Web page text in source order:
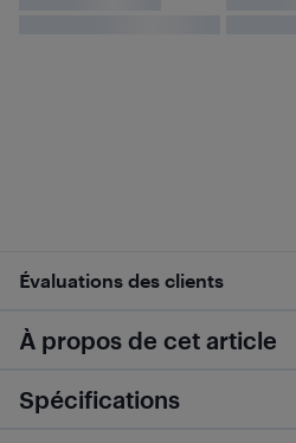
Évaluations des clients
À propos de cet article
Spécifications